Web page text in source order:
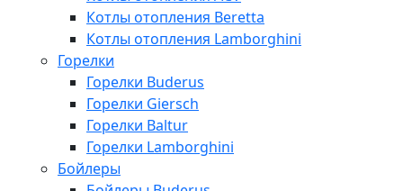
Котлы отопления Beretta
Котлы отопления Lamborghini
Горелки
Горелки Buderus
Горелки Giersch
Горелки Baltur
Горелки Lamborghini
Бойлеры